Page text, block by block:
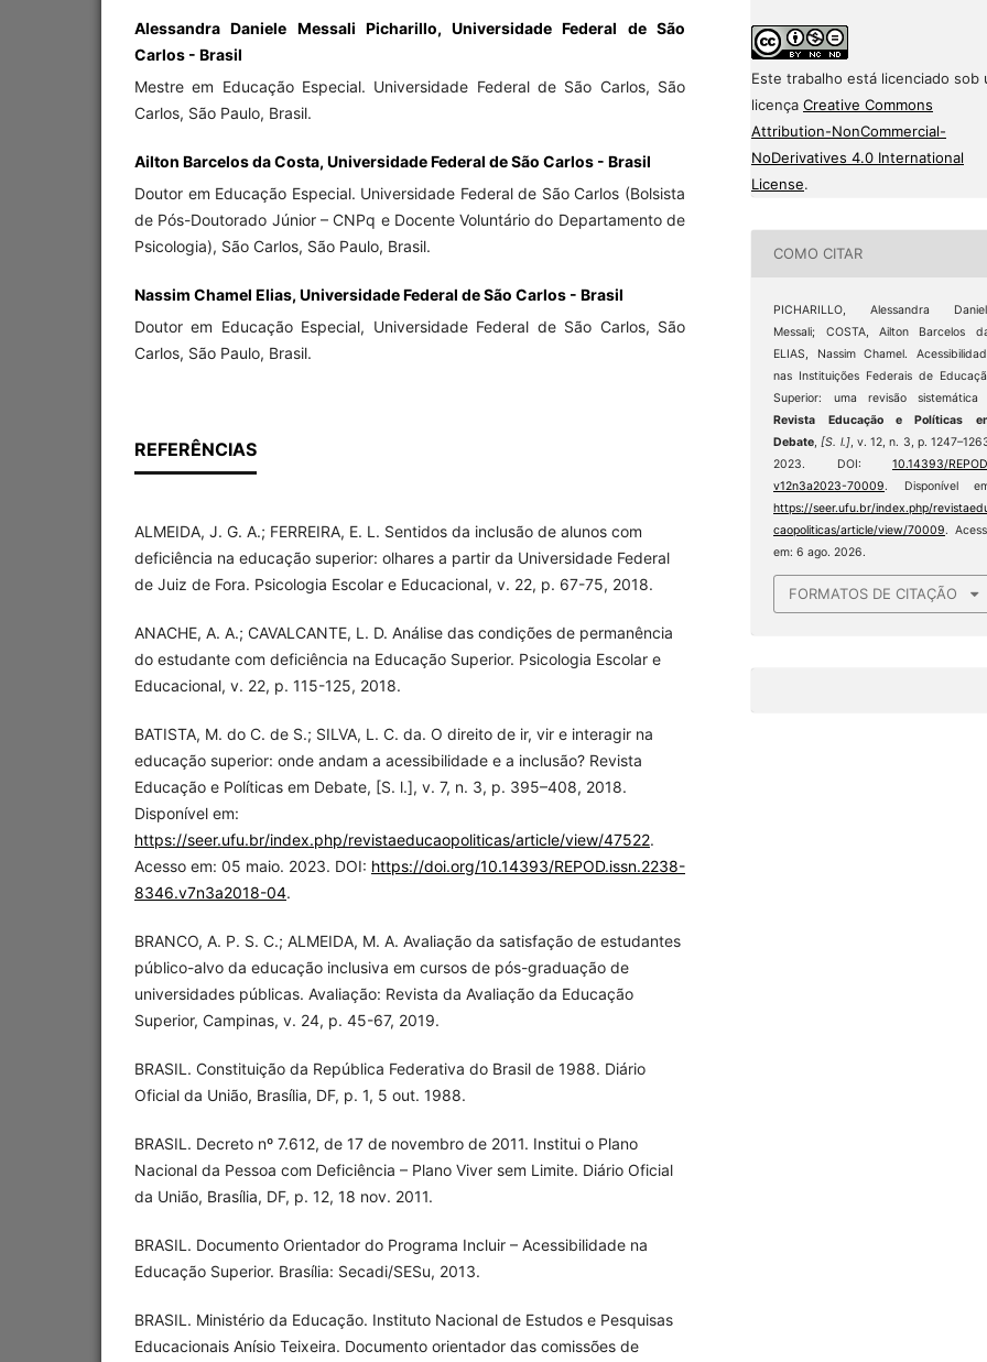
Alessandra Daniele Messali Picharillo, Universidade Federal de São
Carlos - Brasil
Mestre em Educação Especial. Universidade Federal de São Carlos, São
Carlos, São Paulo, Brasil.
Ailton Barcelos da Costa, Universidade Federal de São Carlos - Brasil
Doutor em Educação Especial. Universidade Federal de São Carlos (Bolsista
de Pós-Doutorado Júnior – CNPq e Docente Voluntário do Departamento de
Psicologia), São Carlos, São Paulo, Brasil.
Nassim Chamel Elias, Universidade Federal de São Carlos - Brasil
Doutor em Educação Especial, Universidade Federal de São Carlos, São
Carlos, São Paulo, Brasil.
REFERÊNCIAS
ALMEIDA, J. G. A.; FERREIRA, E. L. Sentidos da inclusão de alunos com
deficiência na educação superior: olhares a partir da Universidade Federal
de Juiz de Fora. Psicologia Escolar e Educacional, v. 22, p. 67-75, 2018.
ANACHE, A. A.; CAVALCANTE, L. D. Análise das condições de permanência
do estudante com deficiência na Educação Superior. Psicologia Escolar e
Educacional, v. 22, p. 115-125, 2018.
BATISTA, M. do C. de S.; SILVA, L. C. da. O direito de ir, vir e interagir na
educação superior: onde andam a acessibilidade e a inclusão? Revista
Educação e Políticas em Debate, [S. l.], v. 7, n. 3, p. 395–408, 2018.
Disponível em:
https://seer.ufu.br/index.php/revistaeducaopoliticas/article/view/47522.
Acesso em: 05 maio. 2023. DOI: https://doi.org/10.14393/REPOD.issn.2238-
8346.v7n3a2018-04.
BRANCO, A. P. S. C.; ALMEIDA, M. A. Avaliação da satisfação de estudantes
público-alvo da educação inclusiva em cursos de pós-graduação de
universidades públicas. Avaliação: Revista da Avaliação da Educação
Superior, Campinas, v. 24, p. 45-67, 2019.
BRASIL. Constituição da República Federativa do Brasil de 1988. Diário
Oficial da União, Brasília, DF, p. 1, 5 out. 1988.
BRASIL. Decreto nº 7.612, de 17 de novembro de 2011. Institui o Plano
Nacional da Pessoa com Deficiência – Plano Viver sem Limite. Diário Oficial
da União, Brasília, DF, p. 12, 18 nov. 2011.
BRASIL. Documento Orientador do Programa Incluir – Acessibilidade na
Educação Superior. Brasília: Secadi/SESu, 2013.
BRASIL. Ministério da Educação. Instituto Nacional de Estudos e Pesquisas
Educacionais Anísio Teixeira. Documento orientador das comissões de
Este trabalho está licenciado sob
licença Creative Commons
Attribution-NonCommercial-
NoDerivatives 4.0 International
License.
COMO CITAR
PICHARILLO, Alessandra
Messali; COSTA, Ailton Barcelos
ELIAS, Nassim Chamel.
nas Instituições Federais de
Superior: uma revisão sistemática
Revista Educação e Políticas
Debate [S. l.], v. 12, n. 3, p.
2023. DOI: 10.14393/
v12n3a2023-70009. Disponível
https://seer.ufu.br/index.php/
caopoliticas/article/view/70009.
em: 6 ago. 2026.
FORMATOS DE CITAÇÃO